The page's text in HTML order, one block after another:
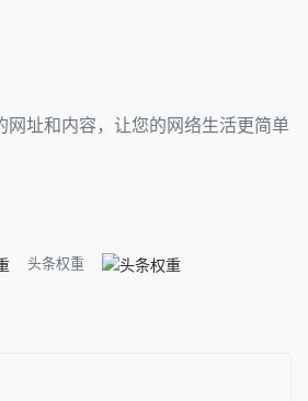
址和内容，让您的网络生活更简单
头条权重